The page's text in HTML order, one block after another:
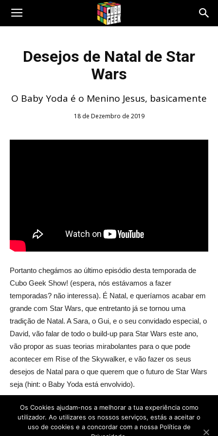
Desejos de Natal de Star
Wars
O Baby Yoda é o Menino Jesus, basicamente
18 de Dezembro de 2019
Portanto chegámos ao último episódio desta temporada de
Cubo Geek Show! (espera, nós estávamos a fazer
temporadas? não interessa). É Natal, e queríamos acabar em
grande com Star Wars, que entretanto já se tornou uma
tradição de Natal. A Sara, o Gui, e o seu convidado especial, o
David, vão falar de todo o build-up para Star Wars este ano,
vão propor as suas teorias mirabolantes para o que pode
acontecer em Rise of the Skywalker, e vão fazer os seus
desejos de Natal para o que querem que o futuro de Star Wars
seja (hint: o Baby Yoda está envolvido).
Os Cookies ajudam-nos a melhorar a tua experiência como
utilizador. Ao utilizares os nossos serviços, estás a aceitar o
uso de cookies e a concordar com a nossa Política de